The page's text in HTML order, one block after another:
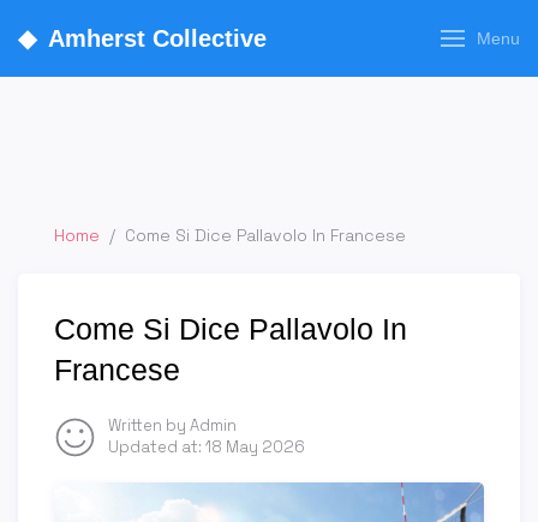
◆ Amherst Collective Menu
Home / Come Si Dice Pallavolo In Francese
Come Si Dice Pallavolo In
Francese
Written by Admin
Updated at: 18 May 2026